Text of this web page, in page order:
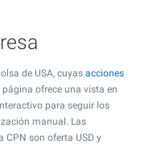
de USA, cuyas acciones
página ofrece una vista en
para seguir los
manual. Las
CPN son oferta USD y